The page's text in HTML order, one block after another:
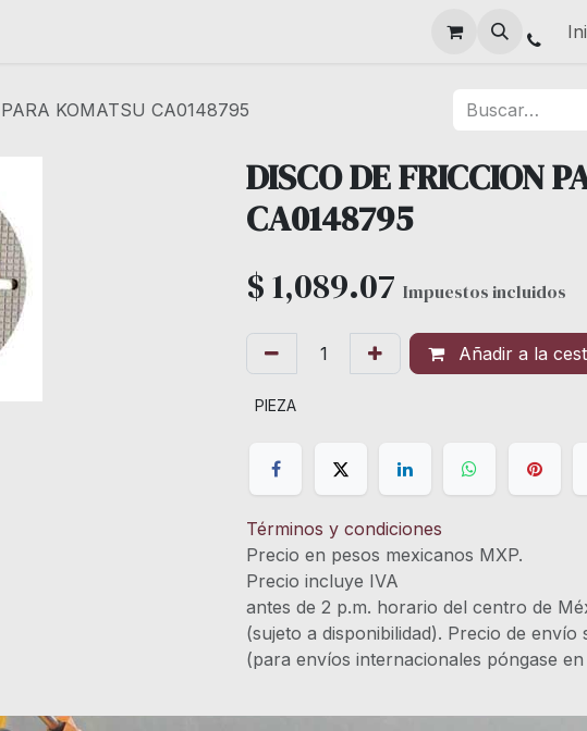
KOMATSU CA0148795
DISCO DE FRICCION
CA0148795
$1,089.07 Impuestos incluidos
Añadir a la
PIEZA
Términos y condiciones
Precio en pesos mexicanos MXP.
Precio incluye IVA
antes de 2 p.m. horario del centro de
(sujeto a disponibilidad). Precio de
(para envíos internacionales póngase